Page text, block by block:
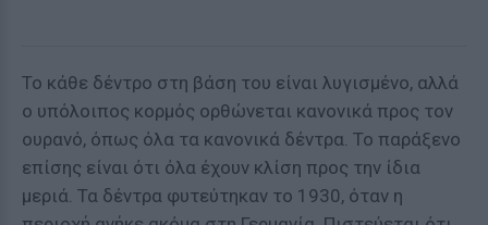
Το κάθε δέντρο στη βάση του είναι λυγισμένο, αλλά
ο υπόλοιπος κορμός ορθώνεται κανονικά προς τον
ουρανό, όπως όλα τα κανονικά δέντρα. Το παράξενο
επίσης είναι ότι όλα έχουν κλίση προς την ίδια
μεριά. Τα δέντρα φυτεύτηκαν το 1930, όταν η